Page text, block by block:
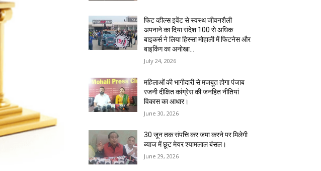
फिट व्हील्स इवेंट से स्वस्थ जीवनशैली
अपनाने का दिया संदेश 100 से अधिक
बाइकर्स ने लिया हिस्सा मोहाली में फिटनेस और
बाइकिंग का अनोखा...
July 24, 2026
महिलाओं की भागीदारी से मजबूत होगा पंजाब
रजनी दीक्षित कांग्रेस की जनहित नीतियां
विकास का आधार।
June 30, 2026
30 जून तक संपत्ति कर जमा करने पर मिलेगी
ब्याज में छूट मेयर श्यामलाल बंसल।
June 29, 2026